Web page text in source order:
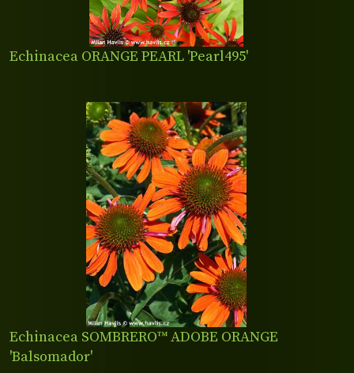
Echinacea ORANGE PEARL 'Pearl495'
Echinacea SOMBRERO™ ADOBE ORANGE
'Balsomador'